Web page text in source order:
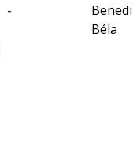
-
Béla